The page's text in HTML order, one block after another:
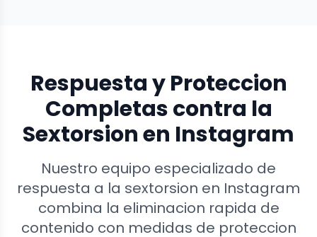
Respuesta y Proteccion
Completas contra la
Sextorsion en Instagram
Nuestro equipo especializado de
respuesta a la sextorsion en Instagram
combina la eliminacion rapida de
contenido con medidas de proteccion